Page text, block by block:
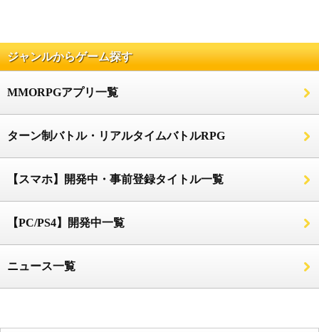
ジャンルからゲーム探す
MMORPGアプリ一覧
ターン制バトル・リアルタイムバトルRPG
【スマホ】開発中・事前登録タイトル一覧
【PC/PS4】開発中一覧
ニュース一覧